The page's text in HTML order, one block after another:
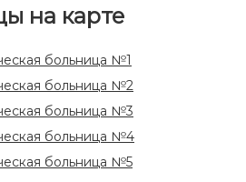
на карте
больница №1
больница №2
больница №3
больница №4
больница №5